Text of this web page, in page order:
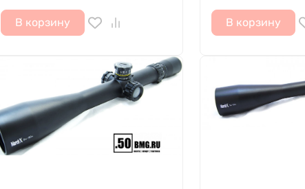
В корзину В корзину